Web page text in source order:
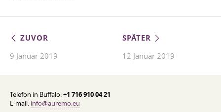
ZUVOR
9 Januar 2019
SPÄTER
12 Januar 2019
Telefon in Buffalo:+1 716 910 04 21
E-mail: info@auremo.eu